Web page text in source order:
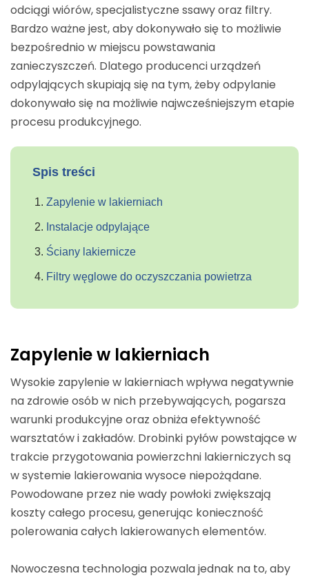
odciągi wiórów, specjalistyczne ssawy oraz filtry.
Bardzo ważne jest, aby dokonywało się to możliwie
bezpośrednio w miejscu powstawania
zanieczyszczeń. Dlatego producenci urządzeń
odpylających skupiają się na tym, żeby odpylanie
dokonywało się na możliwie najwcześniejszym etapie
procesu produkcyjnego.
Spis treści
Zapylenie w lakierniach
Instalacje odpylające
Ściany lakiernicze
Filtry węglowe do oczyszczania powietrza
Zapylenie w lakierniach
Wysokie zapylenie w lakierniach wpływa negatywnie
na zdrowie osób w nich przebywających, pogarsza
warunki produkcyjne oraz obniża efektywność
warsztatów i zakładów. Drobinki pyłów powstające w
trakcie przygotowania powierzchni lakierniczych są
w systemie lakierowania wysoce niepożądane.
Powodowane przez nie wady powłoki zwiększają
koszty całego procesu, generując konieczność
polerowania całych lakierowanych elementów.
Nowoczesna technologia pozwala jednak na to, aby